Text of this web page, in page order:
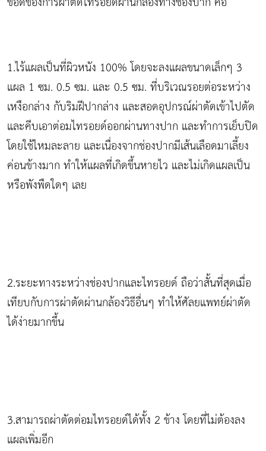
1.ไร้แผลเป็นที่ผิวหนัง 100% โดยจะลงแผลขนาดเล็กๆ 3
แผล 1 ซม. 0.5 ซม. และ 0.5 ซม. ที่บริเวณรอยต่อระหว่าง
เหงือกล่าง กับริมฝีปากล่าง และสอดอุปกรณ์ผ่าตัดเข้าไปตัด
และคีบเอาต่อมไทรอยด์ออกผ่านทางปาก และทำการเย็บปิด
โดยใช้ไหมละลาย และเนื่องจากช่องปากมีเส้นเลือดมาเลี้ยง
ค่อนข้างมาก ทำให้แผลที่เกิดขึ้นหายไว และไม่เกิดแผลเป็น
หรือพังพืดใดๆ เลย
2.ระยะทางระหว่างช่องปากและไทรอยด์ ถือว่าสั้นที่สุดเมื่อ
เทียบกับการผ่าตัดผ่านกล้องวิธีอื่นๆ ทำให้ศัลยแพทย์ผ่าตัด
ได้ง่ายมากขึ้น
3.สามารถผ่าตัดต่อมไทรอยด์ได้ทั้ง 2 ข้าง โดยที่ไม่ต้องลง
แผลเพิ่มอีก